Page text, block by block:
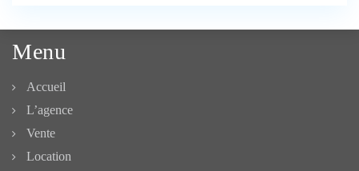
Menu
Accueil
L’agence
Vente
Location